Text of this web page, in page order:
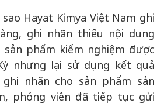
đến phòng thí nghiệm ITA
là từ Công ty Hayat Kimya San
Trong khi, sản phẩm tã molfix
đề cập là được sản xuất tại
sử dụng kết quả kiểm
hiện trên mẫu sản phẩm